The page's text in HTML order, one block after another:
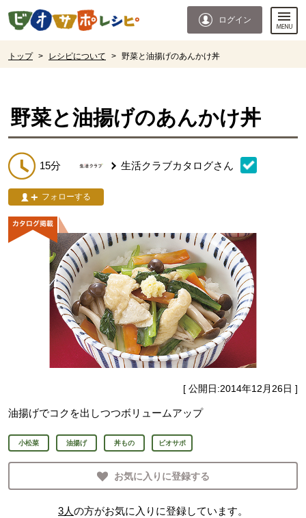
ページの先頭です。
ログイン
トップ > レシピについて > 野菜と油揚げのあんかけ丼
野菜と油揚げのあんかけ丼
15分 生活クラブカタログさん
フォローする
[ 公開日:2014年12月26日 ]
油揚げでコクを出しつつボリュームアップ
小松菜 油揚げ 丼もの ビオサポ
お気に入りに登録する
3人の方がお気に入りに登録しています。